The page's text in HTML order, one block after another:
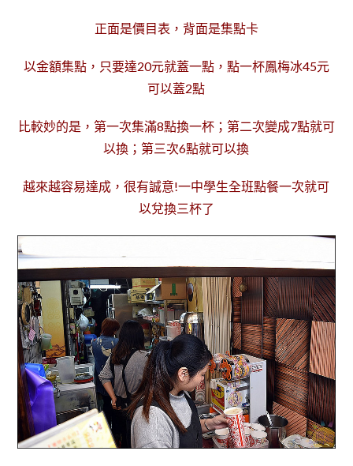
正面是價目表，背面是集點卡
以金額集點，只要達20元就蓋一點，點一杯鳳梅冰45元
可以蓋2點
比較妙的是，第一次集滿8點換一杯；第二次變成7點就可
以換；第三次6點就可以換
越來越容易達成，很有誠意!一中學生全班點餐一次就可
以兌換三杯了